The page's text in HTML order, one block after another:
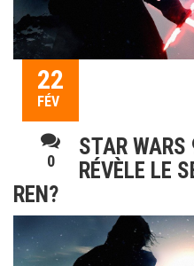
22
FÉV
0
STAR
RÉVÈLE LE
REN?